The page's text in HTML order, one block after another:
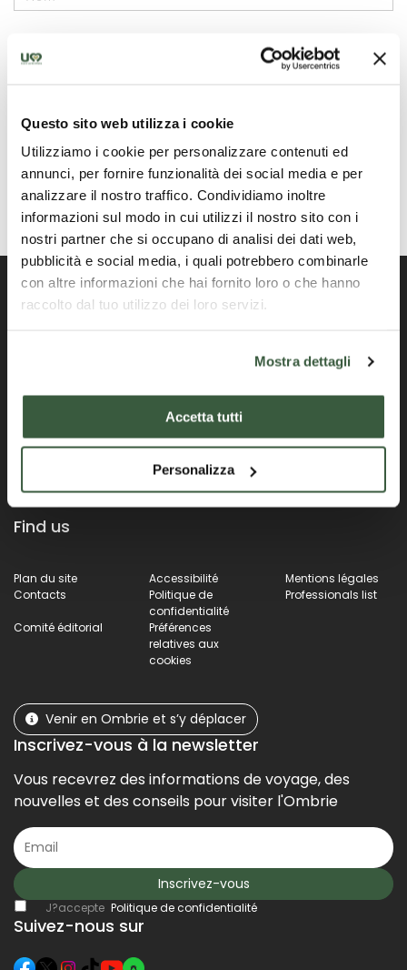
Questo sito web utilizza i cookie
Utilizziamo i cookie per personalizzare contenuti ed
annunci, per fornire funzionalità dei social media e per
analizzare il nostro traffico. Condividiamo inoltre
informazioni sul modo in cui utilizzi il nostro sito con i
nostri partner che si occupano di analisi dei dati web,
pubblicità e social media, i quali potrebbero combinarle
con altre informazioni che hai fornito loro o che hanno
raccolto dal tuo utilizzo dei loro servizi.
Mostra dettagli
Accetta tutti
Personalizza
Portail officiel de la Région Ombrie
Find us
Plan du site Accessibilité
Mentions légales
Contacts
Politique de
confidentialité
Professionals list
Comité éditorial
Préférences
relatives aux
cookies
Venir en Ombrie et s’y déplacer
Inscrivez-vous à la newsletter
Vous recevrez des informations de voyage, des
nouvelles et des conseils pour visiter l'Ombrie
Inscrivez-vous
J?accepte Politique de confidentialité
Suivez-nous sur